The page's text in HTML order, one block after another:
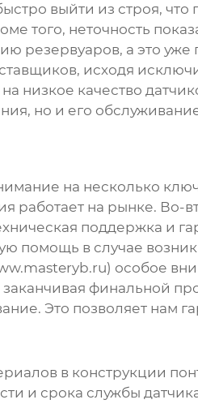
выйти из строя, что
того, неточность
резервуаров, а это уже
исходя
низкое качество
но и его
на несколько
работает на рынке. Во-
поддержка и
помощь в случае
особое
заканчивая финальной
Это позволяет нам
в конструкции
и срока службы